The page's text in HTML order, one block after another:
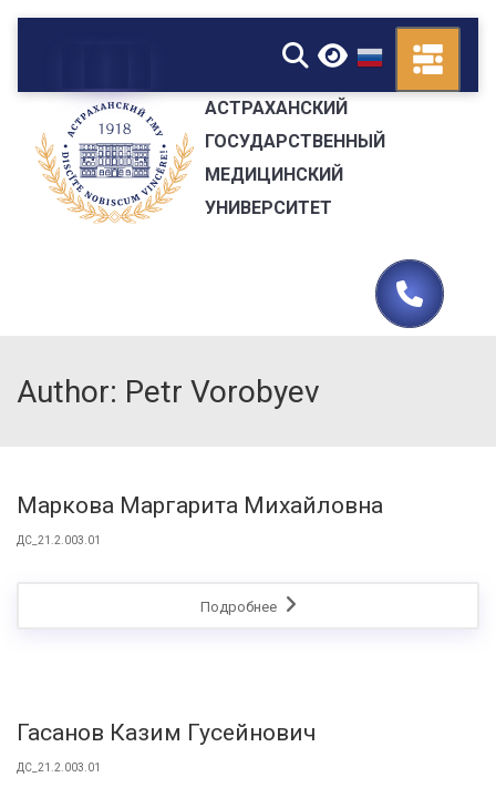
▼
АСТРАХАНСКИЙ
ГОСУДАРСТВЕННЫЙ
МЕДИЦИНСКИЙ
УНИВЕРСИТЕТ
Author: Petr Vorobyev
Маркова Маргарита Михайловна
ДС_21.2.003.01
Подробнее
Гасанов Казим Гусейнович
ДС_21.2.003.01